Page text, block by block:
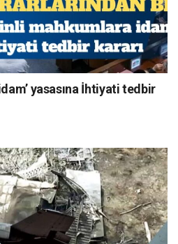
yasasına İhtiyati tedbir